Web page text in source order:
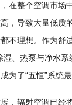
在整个空调市场
，导致大量低质
不理想。作为舒
湿、热泵与净水
为了“五恒”系统最
，辐射空调已经